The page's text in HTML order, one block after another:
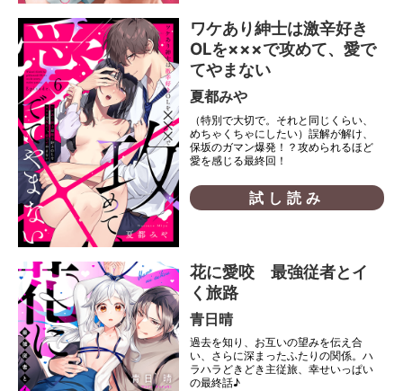
ワケあり紳士は激辛好き
OLを×××で攻めて、愛で
てやまない
夏都みや
（特別で大切で。それと同じくらい、
めちゃくちゃにしたい）誤解が解け、
保坂のガマン爆発！？攻められるほど
愛を感じる最終回！
試し読み
花に愛咬 最強従者とイ
く旅路
青日晴
過去を知り、お互いの望みを伝え合
い、さらに深まったふたりの関係。ハ
ラハラどきどき主従旅、幸せいっぱい
の最終話♪